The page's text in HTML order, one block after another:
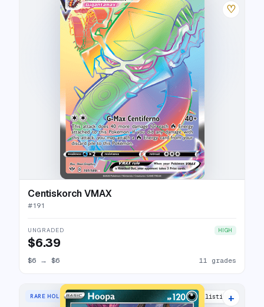
♡
Centiskorch VMAX
#191
UNGRADED HIGH
$6.39
$6 → $6 11 grades
RARE HOLO 8 listings
+